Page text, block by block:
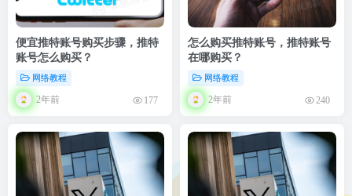
便宜推特账号购买步骤，推特
账号怎么购买？
网络教程
2年前 177
怎么购买推特账号，推特账号
在哪购买？
网络教程
2年前 240